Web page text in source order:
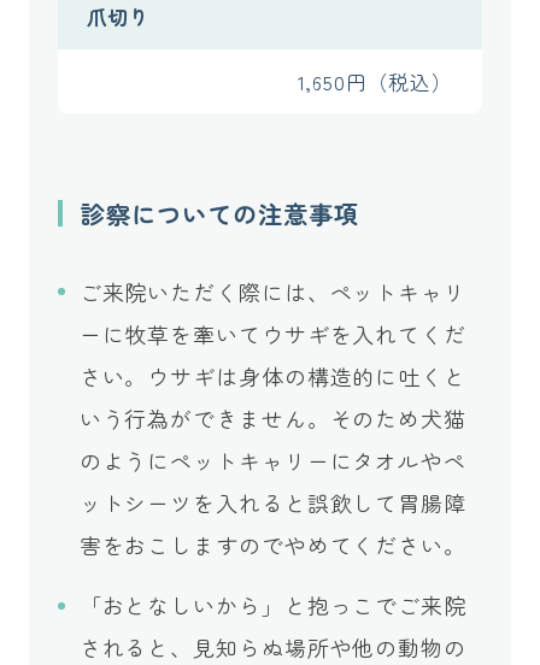
爪切り
1,650円（税込）
診察についての注意事項
ご来院いただく際には、ペットキャリ
ーに牧草を牽いてウサギを入れてくだ
さい。ウサギは身体の構造的に吐くと
いう行為ができません。そのため犬猫
のようにペットキャリーにタオルやペ
ットシーツを入れると誤飲して胃腸障
害をおこしますのでやめてください。
「おとなしいから」と抱っこでご来院
されると、見知らぬ場所や他の動物の